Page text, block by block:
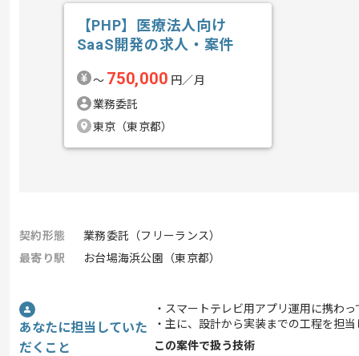
【PHP】医療法人向け
SaaS開発の求人・案件
〜 750,000 円／月
業務委託
東京（東京都）
契約形態
業務委託（フリーランス）
最寄り駅
お台場海浜公園（東京都）
あなたに担当していた
だくこと
・スマートテレビ用アプリ運用に携わ
・主に、設計から実装までの工程を担
この案件で扱う技術